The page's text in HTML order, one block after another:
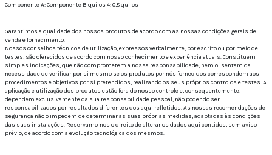
Componente A: Componente B quilos 4: 0,8 quilos
Garantimos a qualidade dos nossos produtos de acordo com as nossas condições gerais de
venda e fornecimento.
Nossos conselhos técnicos de utilização, expressos verbalmente, por escrito ou por meio de
testes, são oferecidos de acordo com nosso conhecimento e experiência atuais. Constituem
simples indicações, que não comprometem a nossa responsabilidade, nem o isentam da
necessidade de verificar por si mesmo se os produtos por nós fornecidos correspondem aos
procedimentos e objetivos por si pretendidos, realizando os seus próprios controlos e testes. A
aplicação e utilização dos produtos estão fora do nosso controle e, consequentemente,
dependem exclusivamente da sua responsabilidade pessoal, não podendo ser
responsabilizados por resultados diferentes dos aqui refletidos. As nossas recomendações de
segurança não o impedem de determinar as suas próprias medidas, adaptadas às condições
das suas instalações. Reservamo-nos o direito de alterar os dados aqui contidos, sem aviso
prévio, de acordo com a evolução tecnológica dos mesmos.